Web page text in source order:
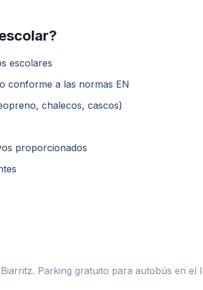
escolares
conforme a las normas EN
chalecos, cascos)
proporcionados
Parking gratuito para autobús en el